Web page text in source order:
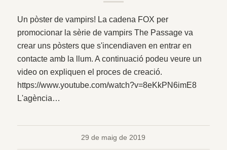
Un pòster de vampirs! La cadena FOX per
promocionar la sèrie de vampirs The Passage va
crear uns pòsters que s'incendiaven en entrar en
contacte amb la llum. A continuació podeu veure un
video on expliquen el proces de creació.
https://www.youtube.com/watch?v=8eKkPN6imE8
L'agència…
29 de maig de 2019